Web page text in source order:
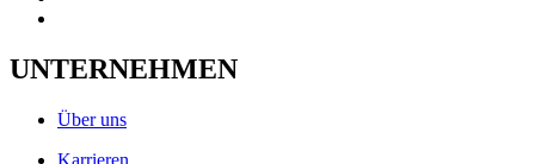
UNTERNEHMEN
Über uns